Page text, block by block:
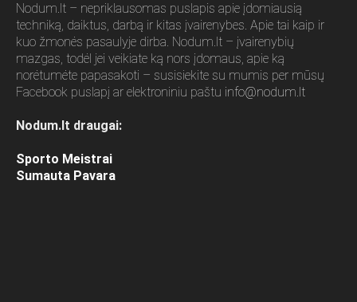
Nodum.lt – nepriklausomas puslapis apie įdomiausią
techniką, daiktus, darbą ir kitas įvairenybes. Apie tai kaip ir
kuo žmonės pasaulyje dirba. Nodum.lt – įvairenybių
mazgas, todėl jei veikiate ką nors įdomaus, apie ką
norėtumėte papasakoti – susisiekite su mumis per mūsų
Facebook puslapį ar elektroniniu paštu info@nodum.lt
Nodum.lt draugai:
Sporto Meistrai
Sumauta Pavara